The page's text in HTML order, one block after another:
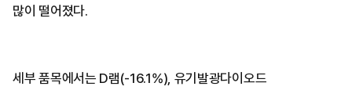
많이 떨어졌다.
세부 품목에서는 D램(-16.1%), 유기발광다이오드